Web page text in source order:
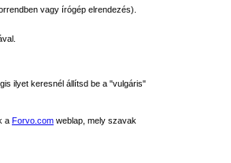
vagy írógép elrendezés).
ilyet keresnél állítsd be a "vulgáris"
a Forvo.com weblap, mely szavak